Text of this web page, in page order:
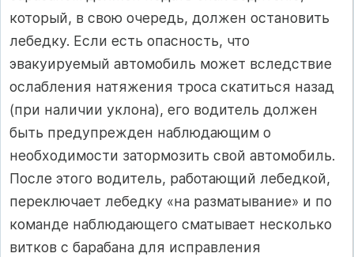
который, в свою очередь, должен остановить
лебедку. Если есть опасность, что
эвакуируемый автомобиль может вследствие
ослабления натяжения троса скатиться назад
(при наличии уклона), его водитель должен
быть предупрежден наблюдающим о
необходимости затормозить свой автомобиль.
После этого водитель, работающий лебедкой,
переключает лебедку «на разматывание» и по
команде наблюдающего сматывает несколько
витков с барабана для исправления